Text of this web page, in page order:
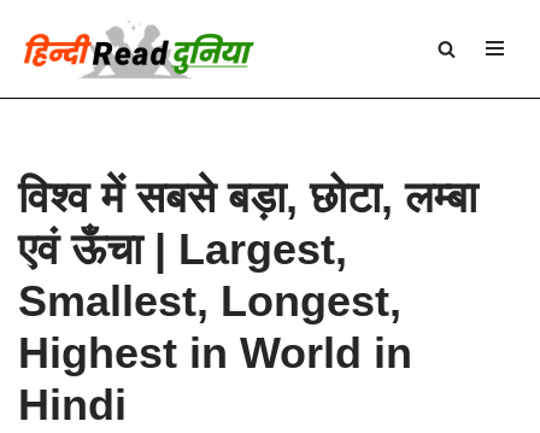
Skip
to
विश्व में सबसे बड़ा, छोटा, लम्बा
एवं ऊँचा | Largest,
Smallest, Longest,
Highest in World in
Hindi